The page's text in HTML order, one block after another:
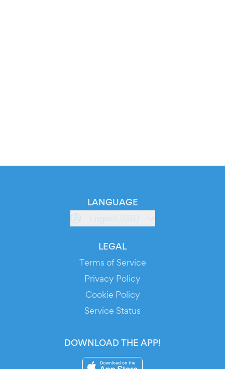
LANGUAGE
English (GB)
LEGAL
Terms of Service
Privacy Policy
Cookie Policy
Service Status
DOWNLOAD THE APP!